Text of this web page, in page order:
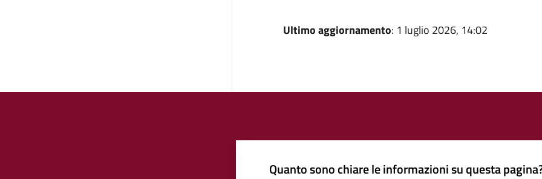
Ultimo aggiornamento: 1 luglio 2026, 14:02
Quanto sono chiare le informazioni su questa